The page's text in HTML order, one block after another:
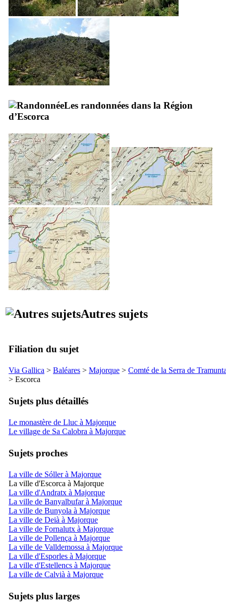
Les randonnées dans la Région
d’Escorca
Autres sujets
Filiation du sujet
Via Gallica > Baléares > Majorque > Comté de la Serra de
> Escorca
Sujets plus détaillés
Le monastère de Lluc à Majorque
Le village de Sa Calobra à Majorque
Sujets proches
La ville de Sóller à Majorque
La ville d'Escorca à Majorque
La ville d'Andratx à Majorque
La ville de Banyalbufar à Majorque
La ville de Bunyola à Majorque
La ville de Deià à Majorque
La ville de Fornalutx à Majorque
La ville de Pollença à Majorque
La ville de Valldemossa à Majorque
La ville d'Esporles à Majorque
La ville d'Estellencs à Majorque
La ville de Calvià à Majorque
Sujets plus larges